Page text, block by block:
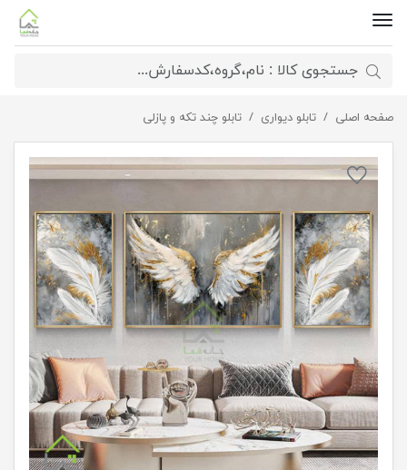
صفحه اصلی تابلو دیواری تابلو چند تکه و پازلی تابلو دکوراتیو بال سپید